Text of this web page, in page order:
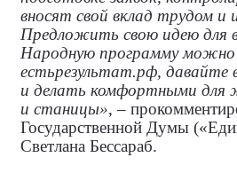
вносят свой вклад трудом и
Предложить свою идею для
Народную программу можно
естьрезультат.рф, давайте
и делать комфортными для
и станицы», –
Государственной Думы
Светлана Бессараб.